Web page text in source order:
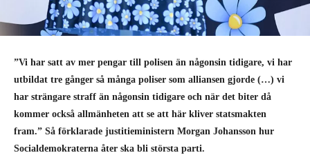
”Vi har satt av mer pengar till polisen än någonsin tidigare, vi har
utbildat tre gånger så många poliser som alliansen gjorde (…) vi
har strängare straff än någonsin tidigare och när det biter då
kommer också allmänheten att se att här kliver statsmakten
fram.” Så förklarade justitieministern Morgan Johansson hur
Socialdemokraterna åter ska bli största parti.